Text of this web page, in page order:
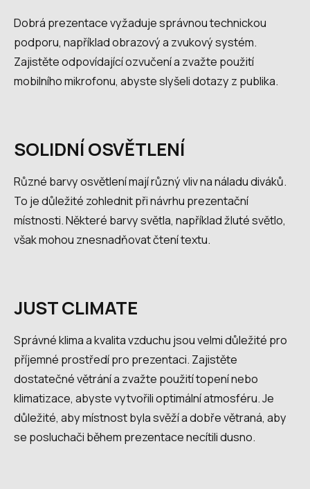
Dobrá prezentace vyžaduje správnou technickou
podporu, například obrazový a zvukový systém.
Zajistěte odpovídající ozvučení a zvažte použití
mobilního mikrofonu, abyste slyšeli dotazy z publika.
SOLIDNÍ OSVĚTLENÍ
Různé barvy osvětlení mají různý vliv na náladu diváků.
To je důležité zohlednit při návrhu prezentační
místnosti. Některé barvy světla, například žluté světlo,
však mohou znesnadňovat čtení textu.
JUST CLIMATE
Správné klima a kvalita vzduchu jsou velmi důležité pro
příjemné prostředí pro prezentaci. Zajistěte
dostatečné větrání a zvažte použití topení nebo
klimatizace, abyste vytvořili optimální atmosféru. Je
důležité, aby místnost byla svěží a dobře větraná, aby
se posluchači během prezentace necítili dusno.